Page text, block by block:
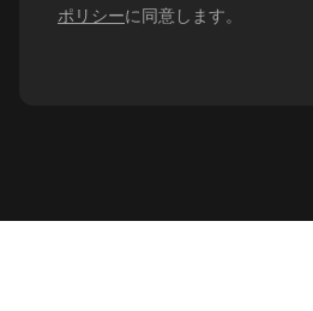
ポリシーに同意します。